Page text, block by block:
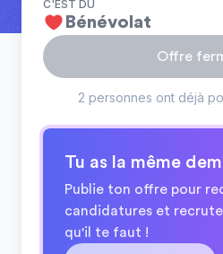
C'EST DU
Bénévolat
Offre
2 personnes ont déjà
Tu as la même
Publie ton offre pour
candidatures et
qu'il te faut !